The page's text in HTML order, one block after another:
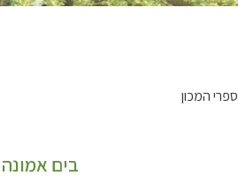
ספרי המכון
בים אמונה